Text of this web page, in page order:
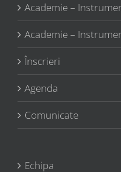
Academie –
Academie –
Înscrieri
Agenda
Comunicate
Echipa